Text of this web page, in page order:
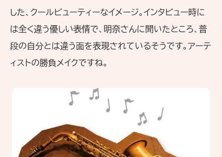
した、クールビューティーなイメージ。インタビュー時に
は全く違う優しい表情で、明奈さんに聞いたところ、普
段の自分とは違う面を表現されているそうです。アーテ
ィストの勝負メイクですね。